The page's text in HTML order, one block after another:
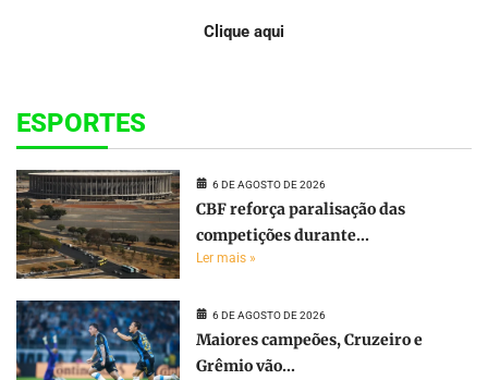
Clique aqui
ESPORTES
6 DE AGOSTO DE 2026
CBF reforça paralisação das
competições durante...
Ler mais »
6 DE AGOSTO DE 2026
Maiores campeões, Cruzeiro e
Grêmio vão...